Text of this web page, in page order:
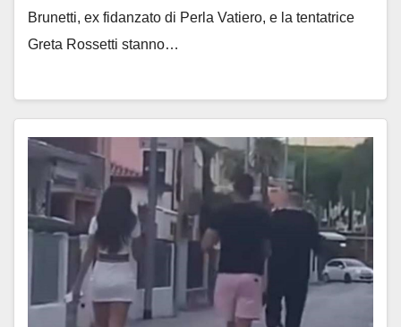
Brunetti, ex fidanzato di Perla Vatiero, e la tentatrice
Greta Rossetti stanno…